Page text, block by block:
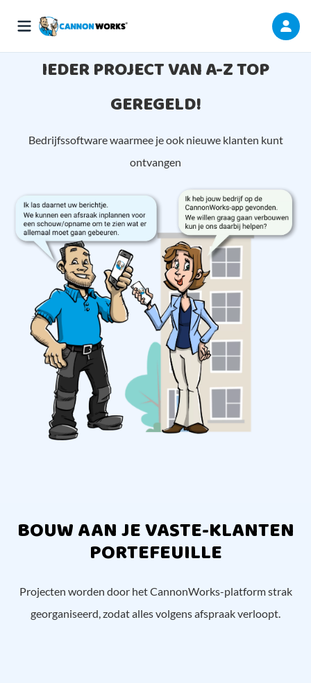
IEDER PROJECT VAN A-Z TOP
GEREGELD!
Bedrijfssoftware waarmee je ook nieuwe klanten kunt
ontvangen
BOUW AAN JE VASTE-KLANTEN
PORTEFEUILLE
Projecten worden door het CannonWorks-platform strak
georganiseerd, zodat alles volgens afspraak verloopt.